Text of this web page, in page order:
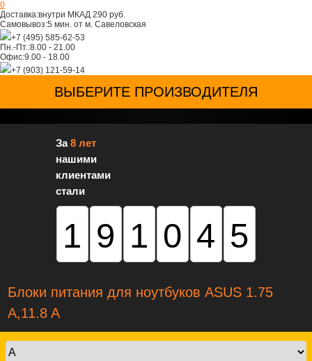
0
Доставка:внутри МКАД 290 руб.
Самовывоз:5 мин. от м. Савеловская
+7 (495) 585-62-53
Пн.-Пт.:8.00 - 21.00
Офис:9.00 - 18.00
+7 (903) 121-59-14
ВЫБЕРИТЕ ПРОИЗВОДИТЕЛЯ
За8 лет
нашими
клиентами
стали
191045
Блоки питания для ноутбуков ASUS 1.75
A,11.8 A